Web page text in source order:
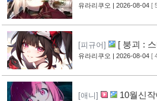
영상 공개
[8]
유라리쿠오 | 2026-08-04 [
[피규어]
[ 붕괴 :
어 공개
[5]
유라리쿠오 | 2026-08-04 [
[애니]
10월신